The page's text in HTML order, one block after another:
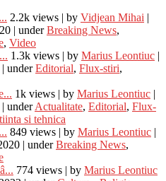
2.2k views | by Vidjean Mihai |
| underBreaking News,
, Video
1.3k views | by Marius Leontiuc |
| underEditorial, Flux-stiri,
1k views | by Marius Leontiuc |
| underActualitate, Editorial, Flux-
si tehnica
849 views | by Marius Leontiuc |
| underBreaking News,
774 views | by Marius Leontiuc